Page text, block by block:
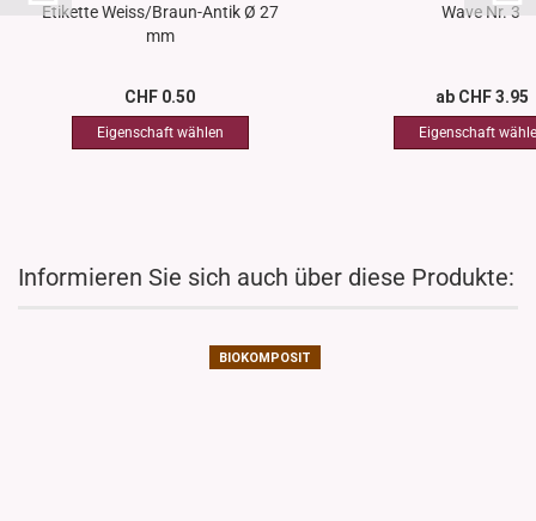
Etikette Weiss/Braun-Antik Ø 27
mm
CHF 0.50
Wave Nr. 3
ab CHF 3.95
Informieren Sie sich auch über diese Produkte:
BIOKOMPOSIT